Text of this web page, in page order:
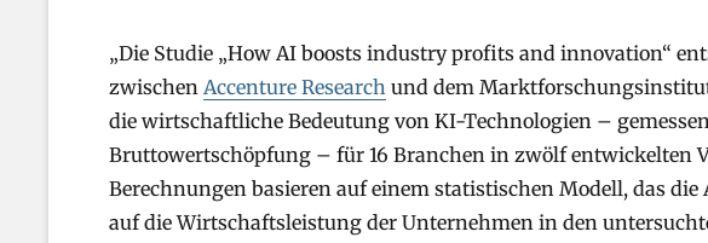
„Die Studie „How AI boosts industry profits and innovation“
zwischen Accenture Research und dem
die wirtschaftliche Bedeutung von KI-Technologien –
Bruttowertschöpfung – für 16 Branchen in zwölf entwickelten
Berechnungen basieren auf einem statistischen Modell, das
auf die Wirtschaftsleistung der Unternehmen in den